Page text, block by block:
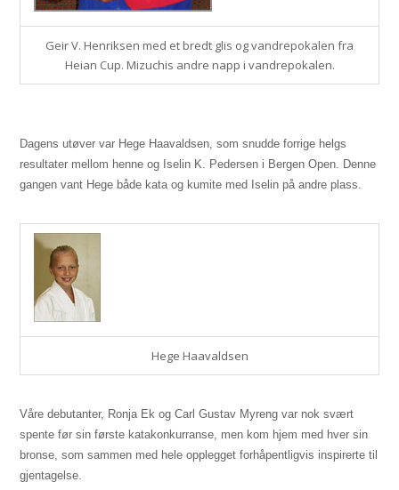
Geir V. Henriksen med et bredt glis og vandrepokalen fra
Heian Cup. Mizuchis andre napp i vandrepokalen.
Dagens utøver var Hege Haavaldsen, som snudde forrige helgs
resultater mellom henne og Iselin K. Pedersen i Bergen Open. Denne
gangen vant Hege både kata og kumite med Iselin på andre plass.
Hege Haavaldsen
Våre debutanter, Ronja Ek og Carl Gustav Myreng var nok svært
spente før sin første katakonkurranse, men kom hjem med hver sin
bronse, som sammen med hele opplegget forhåpentligvis inspirerte til
gjentagelse.